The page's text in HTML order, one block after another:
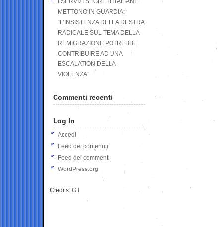
I SERVIZI SEGRETI ITALIANI
METTONO IN GUARDIA:
“L’INSISTENZA DELLA DESTRA
RADICALE SUL TEMA DELLA
REMIGRAZIONE POTREBBE
CONTRIBUIRE AD UNA
ESCALATION DELLA
VIOLENZA”
Commenti recenti
Log In
Accedi
Feed dei contenuti
Feed dei commenti
WordPress.org
Credits: G.I